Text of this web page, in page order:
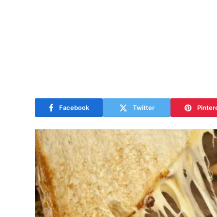
Facebook Twitter